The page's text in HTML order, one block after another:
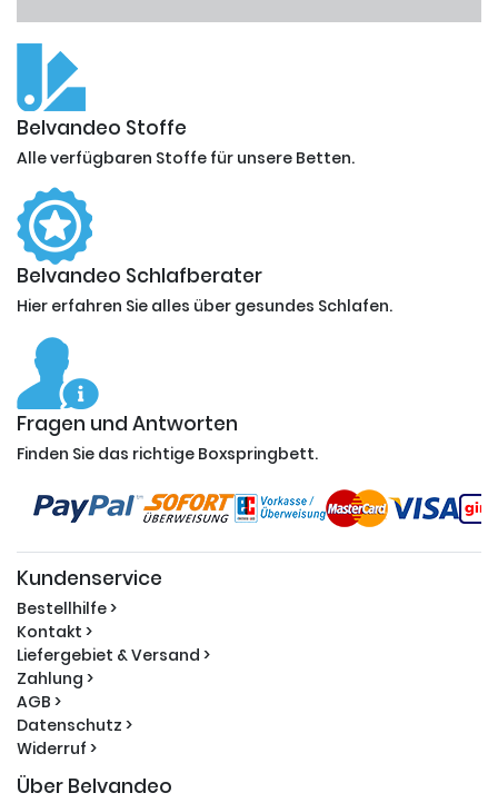
Belvandeo Stoffe
Alle verfügbaren Stoffe für unsere Betten.
Belvandeo Schlafberater
Hier erfahren Sie alles über gesundes Schlafen.
Fragen und Antworten
Finden Sie das richtige Boxspringbett.
Kundenservice
Bestellhilfe >
Kontakt >
Liefergebiet & Versand >
Zahlung >
AGB >
Datenschutz >
Widerruf >
Über Belvandeo